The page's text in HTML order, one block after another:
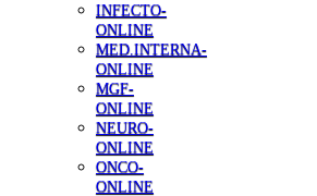
INFECTO-
ONLINE
MED.INTERNA-
ONLINE
MGF-
ONLINE
NEURO-
ONLINE
ONCO-
ONLINE